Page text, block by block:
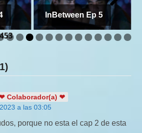
InBetween Ep 5
Colaborador(a) ❤
a las 03:05
porque no esta el cap 2 de esta